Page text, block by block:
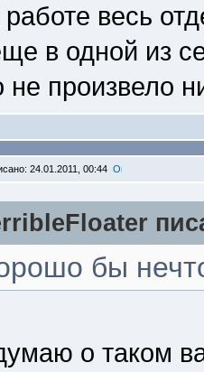
весь
в одной из
не произвело
24.01.2011, 00:44
бы
о таком